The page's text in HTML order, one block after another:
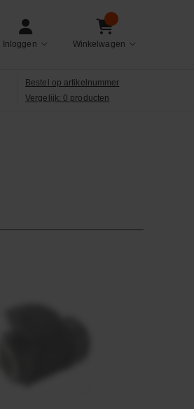
Inloggen Winkelwagen
Bestel op artikelnummer
Vergelijk: 0 producten